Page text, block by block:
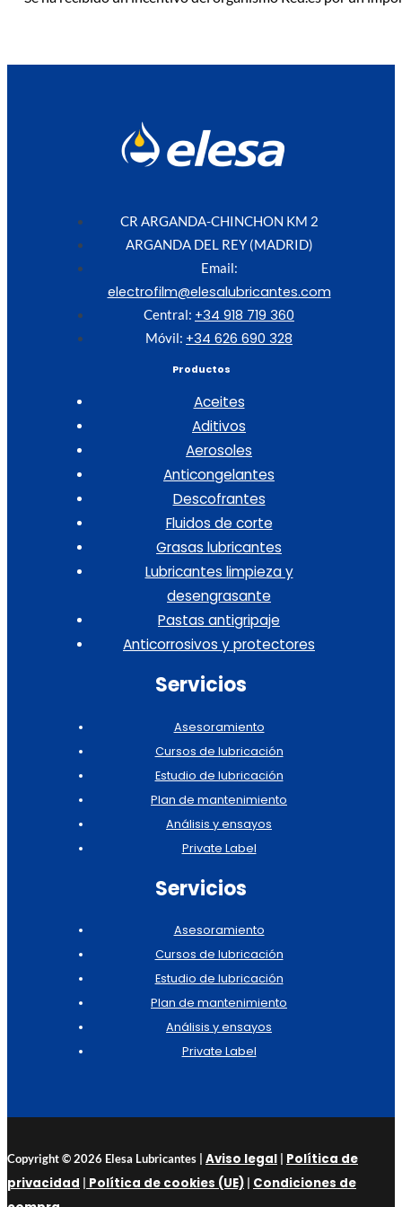
CR ARGANDA-CHINCHON KM 2
ARGANDA DEL REY (MADRID)
Email:
electrofilm@elesalubricantes.com
Central: +34 918 719 360
Móvil: +34 626 690 328
Productos
Aceites
Aditivos
Aerosoles
Anticongelantes
Descofrantes
Fluidos de corte
Grasas lubricantes
Lubricantes limpieza y
desengrasante
Pastas antigripaje
Anticorrosivos y protectores
Servicios
Asesoramiento
Cursos de lubricación
Estudio de lubricación
Plan de mantenimiento
Análisis y ensayos
Private Label
Servicios
Asesoramiento
Cursos de lubricación
Estudio de lubricación
Plan de mantenimiento
Análisis y ensayos
Private Label
Copyright © 2026 Elesa Lubricantes | Aviso legal | Política de
privacidad | Política de cookies (UE) | Condiciones de